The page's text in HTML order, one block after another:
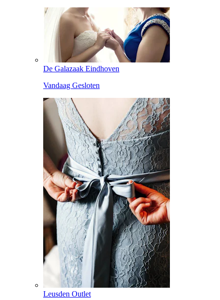
De Galazaak Eindhoven
Vandaag Gesloten
Leusden Outlet